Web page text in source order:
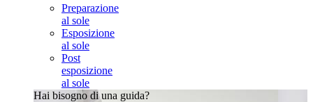
Preparazione
al sole
Esposizione
al sole
Post
esposizione
al sole
Hai bisogno di una guida?